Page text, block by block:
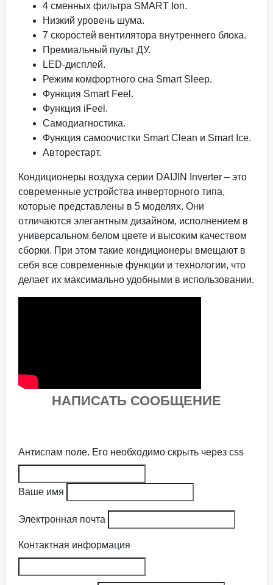
4 сменных фильтра SMART Ion.
Низкий уровень шума.
7 скоростей вентилятора внутреннего блока.
Премиальный пульт ДУ.
LED-дисплей.
Режим комфортного сна Smart Sleep.
Функция Smart Feel.
Функция iFeel.
Самодиагностика.
Функция самоочистки Smart Clean и Smart Ice.
Авторестарт.
Кондиционеры воздуха серии DAIJIN Inverter – это
современные устройства инверторного типа,
которые представлены в 5 моделях. Они
отличаются элегантным дизайном, исполнением в
универсальном белом цвете и высоким качеством
сборки. При этом такие кондиционеры вмещают в
себя все современные функции и технологии, что
делает их максимально удобными в использовании.
НАПИСАТЬ СООБЩЕНИЕ
Антиспам поле. Его необходимо скрыть через css
Ваше имя
Электронная почта
Контактная информация